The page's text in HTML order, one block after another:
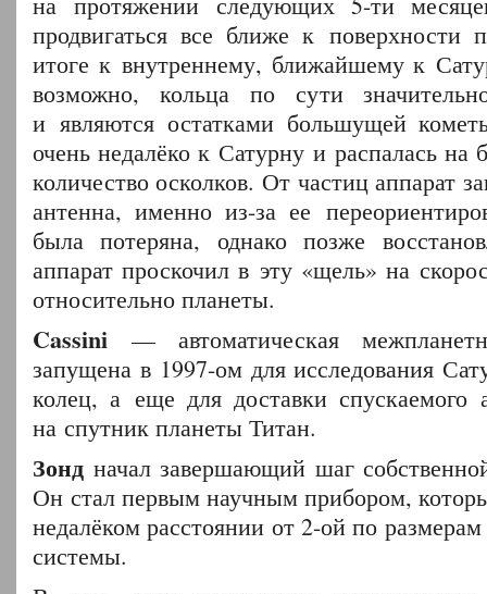
продвигаться все ближе к поверхности
итоге к внутреннему, ближайшему к
возможно, кольца по сути
и являются остатками большущей
очень недалёко к Сатурну и распалась на
количество осколков. От частиц аппарат
антенна, именно из-за ее
была потеряна, однако позже
аппарат проскочил в эту «щель» на
относительно планеты.
Cassini — автоматическая
запущена в 1997-ом для исследования
колец, а еще для доставки спускаемого
на спутник планеты Титан.
Зонд начал завершающий шаг
Он стал первым научным прибором,
недалёком расстоянии от 2-ой по
системы.